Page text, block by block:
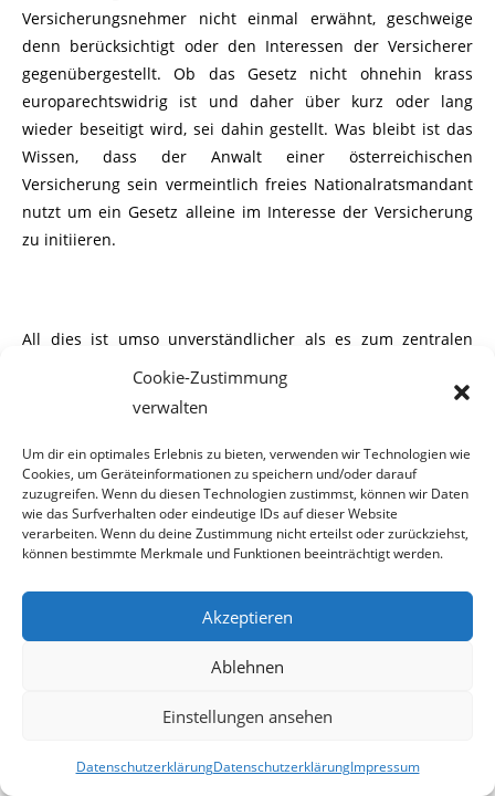
Cookie-Zustimmung
verwalten
Um dir ein optimales Erlebnis zu bieten, verwenden wir Technologien wie
Cookies, um Geräteinformationen zu speichern und/oder darauf
zuzugreifen. Wenn du diesen Technologien zustimmst, können wir Daten
wie das Surfverhalten oder eindeutige IDs auf dieser Website
verarbeiten. Wenn du deine Zustimmung nicht erteilst oder zurückziehst,
können bestimmte Merkmale und Funktionen beeinträchtigt werden.
Akzeptieren
Ablehnen
Einstellungen ansehen
DatenschutzerklärungDatenschutzerklärungImpressum
Versicherungsnehmer nicht einmal erwähnt, geschweige
denn berücksichtigt oder den Interessen der Versicherer
gegenübergestellt. Ob das Gesetz nicht ohnehin krass
europarechtswidrig ist und daher über kurz oder lang
wieder beseitigt wird, sei dahin gestellt. Was bleibt ist das
Wissen, dass der Anwalt einer österreichischen
Versicherung sein vermeintlich freies Nationalratsmandant
nutzt um ein Gesetz alleine im Interesse der Versicherung
zu initiieren.
All dies ist umso unverständlicher als es zum zentralen
Selbstverständnis der SPÖ gehört, dem „kleinen Mann“ eine
Stimme und sein Recht zu verschaffen. Nur mit dem
war es den Konsumenten bisher möglich sich gegen die
falschen Belehrungen der Versicherungen zu wehren.
Offenbar wurde dies den Versicherungen nun zu teuer.
Sollte dieses Gesetz beschlossen werden ist ein Spätrücktritt
trotz falscher Belehrung nicht mehr möglich und auch
Fondverluste soll bei Rücktritten ab sofort der
Versicherungsnehmer tragen. Der Versicherungsnehmer
soll – wie vor dem EuGH-Urteil – wieder nur den geringen
Rückkaufswert erhalten. Dies spart den Versicherern zu
Euro. Die Frage, warum sich die SPÖ in der Person des
Nationalratswahl derart kostspielig gegen die Konsumenten